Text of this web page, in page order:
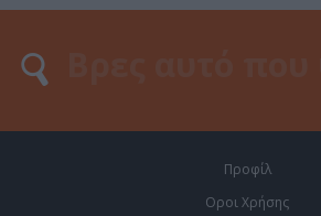
Προφίλ
Οροι Χρήσης